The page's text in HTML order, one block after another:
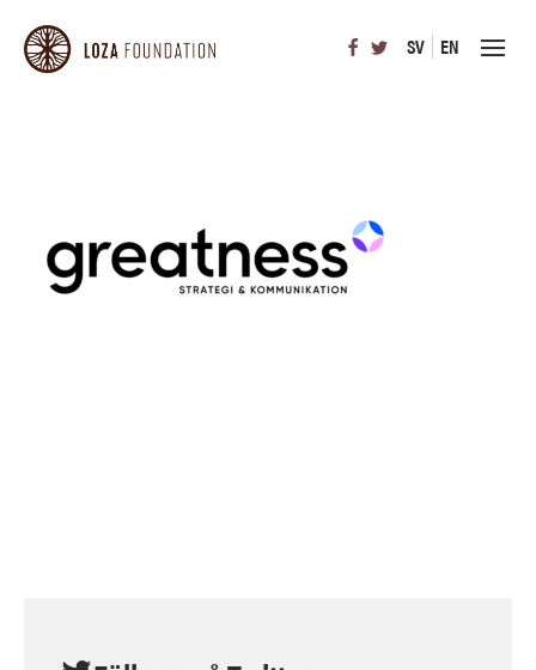
SV EN